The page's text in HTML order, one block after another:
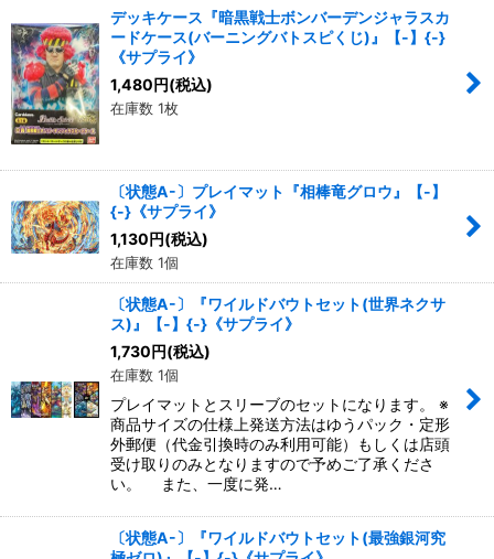
デッキケース『暗黒戦士ボンバーデンジャラスカ
ードケース(バーニングバトスピくじ)』【-】{-}
《サプライ》
1,480円(税込)
在庫数 1枚
〔状態A-〕プレイマット『相棒竜グロウ』【-】
{-}《サプライ》
1,130円(税込)
在庫数 1個
〔状態A-〕『ワイルドバウトセット(世界ネクサ
ス)』【-】{-}《サプライ》
1,730円(税込)
在庫数 1個
プレイマットとスリーブのセットになります。 ※
商品サイズの仕様上発送方法はゆうパック・定形
外郵便（代金引換時のみ利用可能）もしくは店頭
受け取りのみとなりますので予めご了承くださ
い。 また、一度に発…
〔状態A-〕『ワイルドバウトセット(最強銀河究